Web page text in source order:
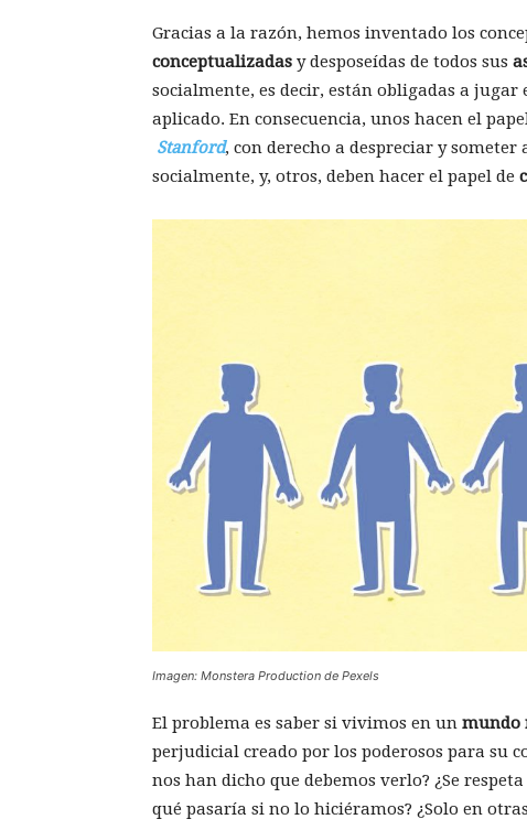
Gracias a la razón, hemos inventado los
conceptualizadas y desposeídas de todos sus
socialmente, es decir, están obligadas a jugar
aplicado. En consecuencia, unos hacen el
Stanford, con derecho a despreciar y
socialmente, y, otros, deben hacer el papel de
Imagen: Monstera Production de Pexels
El problema es saber si vivimos en un mundo
perjudicial creado por los poderosos para su
nos han dicho que debemos verlo? ¿Se
qué pasaría si no lo hiciéramos? ¿Solo en